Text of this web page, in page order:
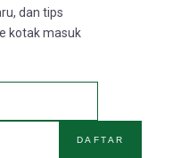
dan tips
kotak masuk
DAFTAR